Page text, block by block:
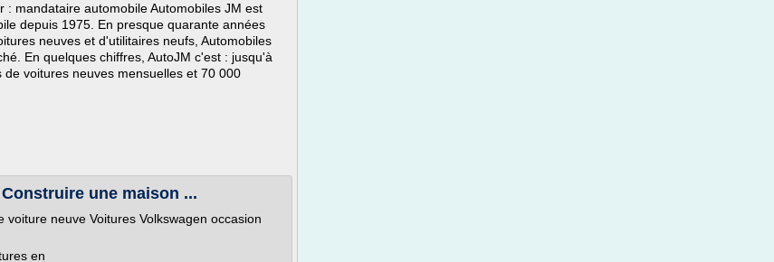
mandataire automobile Automobiles JM est
depuis 1975. En presque quarante années
neuves et d'utilitaires neufs, Automobiles
En quelques chiffres, AutoJM c'est : jusqu'à
voitures neuves mensuelles et 70 000
une maison ...
neuve Voitures Volkswagen occasion
en